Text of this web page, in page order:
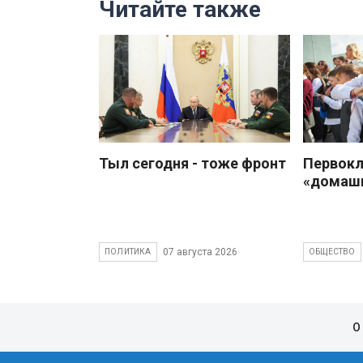
Читайте также
Тыл сегодня - тоже фронт
ПОЛИТИКА 07 августа 2026 ОБЩЕСТВО
О